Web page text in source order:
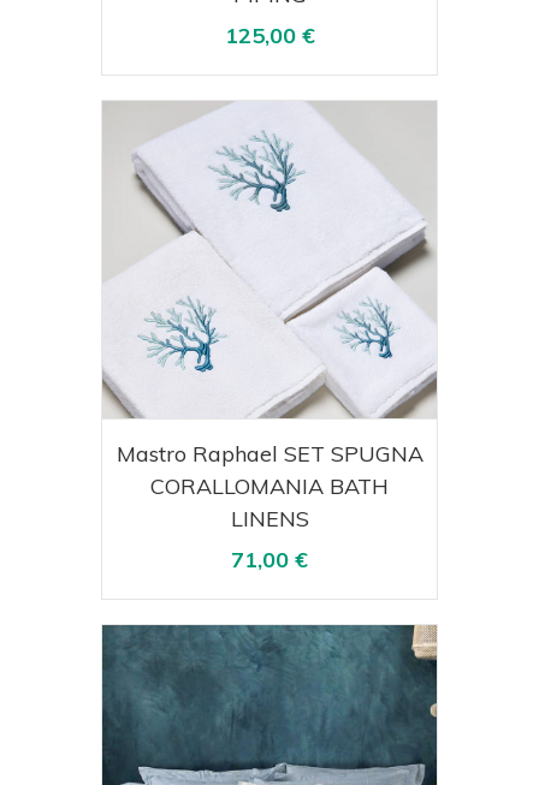
125,00 €
Acquista Visualizza
Mastro Raphael SET SPUGNA
CORALLOMANIA BATH
LINENS
71,00 €